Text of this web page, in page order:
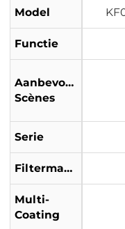
Model
Functie
Aanbevolen
Scènes
Serie
Filtermateriaal
Multi-
Coating